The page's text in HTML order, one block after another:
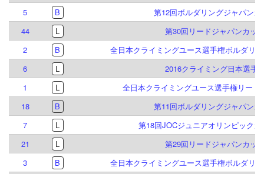
5
B
第12回ボルダリングジャパンカ
44
L
第30回リードジャパンカッ
2
B
全日本クライミングユース選手権ボルダリ
6
L
2016クライミング日本選手
1
L
全日本クライミングユース選手権リード
18
B
第11回ボルダリングジャパンカ
7
L
第18回JOCジュニアオリンピックカ
21
L
第29回リードジャパンカッ
3
B
全日本クライミングユース選手権ボルダリ